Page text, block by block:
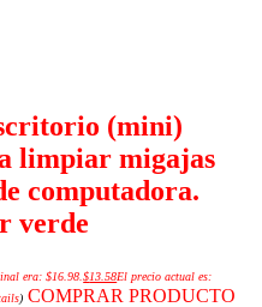
(mini)
limpiar migajas
computadora.
verde
era: $16.98.$13.58El precio actual es:
) COMPRAR PRODUCTO